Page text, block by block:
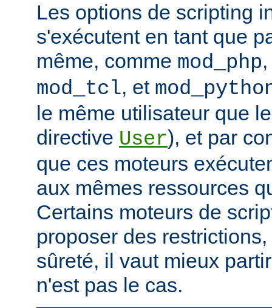
Les options de scripting
s'exécutent en tant que
même, comme mod_php
mod_tcl, et
le même utilisateur que
directive User), et par
que ces moteurs
aux mêmes ressources
Certains moteurs de
proposer des
sûreté, il vaut mieux
n'est pas le cas.